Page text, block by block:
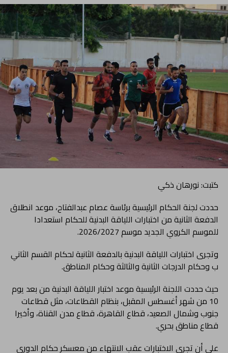
كتبت: نورهان ذكي
حددت لجنة الحكام الرئيسية برئاسة عصام عبدالفتاح، موعد انطلاق
الدفعة الثانية من اختبارات اللياقة البدنية للحكام استعدادا
للموسم الكروي الجديد موسم 2026/2027.
وتجرى اختبارات اللياقة البدنية بالدفعة الثانية لحكام القسم الثاني
ب وحكام الدرجات الثانية والثالثة وحكام المناطق.
حيث حددت اللجنة الرئيسية موعد اختبار اللياقة البدنية من بعد يوم
10 من شهر أغسطس المقبل، بنظام القطاعات، مثل قطاعات
جنوب وشمال الصعيد، قطاع القاهرة، قطاع مدن القناة، وأخيرا
قطاع مناطق بحري.
على أن تجرى الاختبارات عقب الانتهاء من معسكر حكام الدوري